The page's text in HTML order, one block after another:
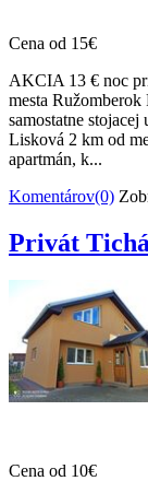
Cena od 15€
AKCIA 13 € noc
mesta
samostatne
Lisková 2 km od
apartmán, k...
Komentárov(0)
Privát
Cena od 10€